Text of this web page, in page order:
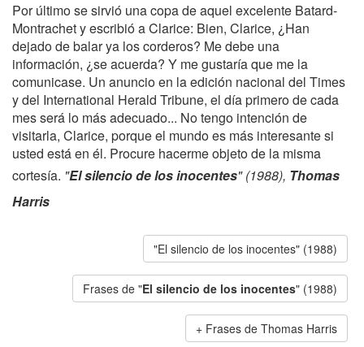
Por último se sirvió una copa de aquel excelente Batard-
Montrachet y escribió a Clarice: Bien, Clarice, ¿Han
dejado de balar ya los corderos? Me debe una
información, ¿se acuerda? Y me gustaría que me la
comunicase. Un anuncio en la edición nacional del Times
y del International Herald Tribune, el día primero de cada
mes será lo más adecuado... No tengo intención de
visitarla, Clarice, porque el mundo es más interesante si
usted está en él. Procure hacerme objeto de la misma
cortesía. "El silencio de los inocentes" (1988), Thomas
Harris
"El silencio de los inocentes" (1988)
Frases de "El silencio de los inocentes" (1988)
Frases de Thomas Harris